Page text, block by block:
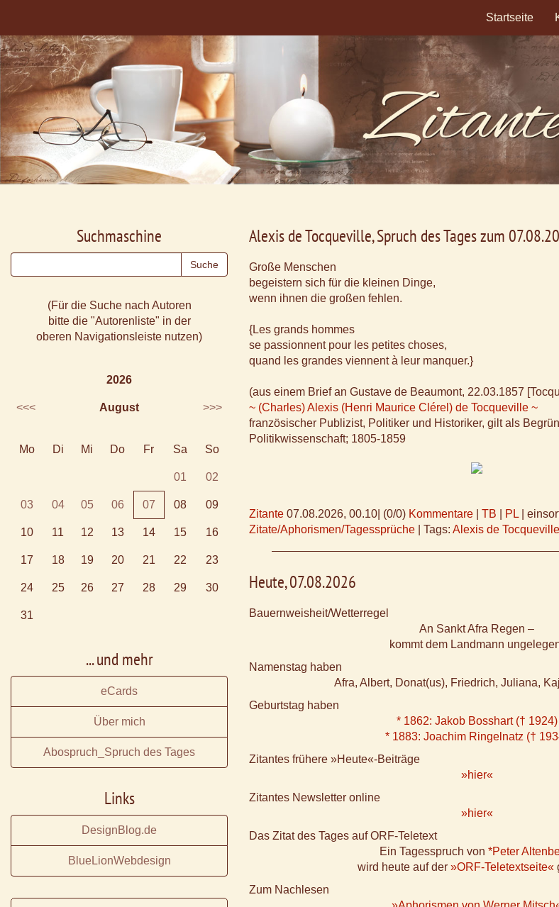
Startseite
Alexis de Tocqueville, Spruch des Tages zum
Große Menschen
begeistern sich für die kleinen Dinge,
wenn ihnen die großen fehlen.
{Les grands hommes
se passionnent pour les petites choses,
quand les grandes viennent à leur manquer.}
(aus einem Brief an Gustave de Beaumont, 22.03.1857
~ (Charles) Alexis (Henri Maurice Clérel) de Tocqueville ~
französischer Publizist, Politiker und Historiker, gilt als
Politikwissenschaft; 1805-1859
Zitante 07.08.2026, 00.10 (0/0) Kommentare TB PL
Zitate/Aphorismen/Tagessprüche
Tags: Alexis de Tocqueville
Heute, 07.08.2026
Bauernweisheit/Wetterregel
An Sankt Afra Regen –
kommt dem Landmann
Namenstag haben
Afra, Albert, Donat(us), Friedrich, Juliana,
Geburtstag haben
* 1862: Jakob Bosshart († 1924)
* 1883: Joachim Ringelnatz (†
Zitantes frühere »Heute«-Beiträge
»hier«
Zitantes Newsletter online
»hier«
Das Zitat des Tages auf ORF-Teletext
Ein Tagesspruch von *Peter
wird heute auf der »ORF-Teletextseite«
Zum Nachlesen
Suchmaschine
(Für die Suche nach Autoren
bitte die "Autorenliste" in der
oberen Navigationsleiste nutzen)
2026
<<< August >>>
Mo Di Mi Do Fr Sa So
01 02
03 04 05 06 07 08 09
10 11 12 13 14 15 16
17 18 19 20 21 22 23
24 25 26 27 28 29 30
31
... und mehr
eCards
Über mich
Abospruch_Spruch des Tages
Links
DesignBlog.de
BlueLionWebdesign